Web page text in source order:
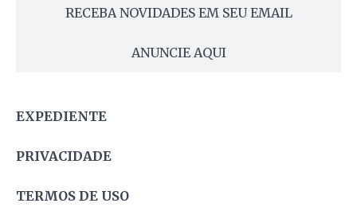
RECEBA NOVIDADES EM SEU EMAIL
ANUNCIE AQUI
EXPEDIENTE
PRIVACIDADE
TERMOS DE USO